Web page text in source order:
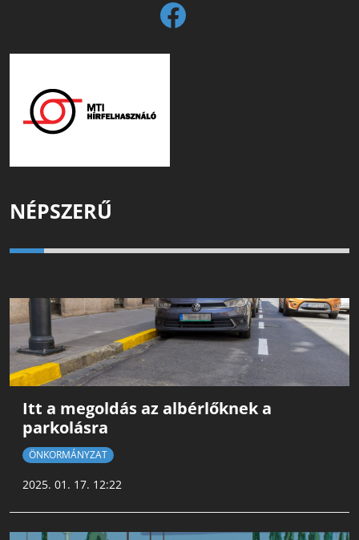
NÉPSZERŰ
Itt a megoldás az albérlőknek a
parkolásra
ÖNKORMÁNYZAT
2025. 01. 17. 12:22